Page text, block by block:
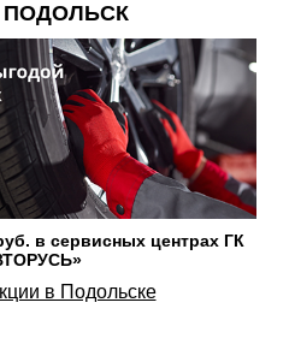
ПОДОЛЬСК
в сервисных центрах ГК
в Подольске